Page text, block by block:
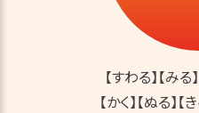
【すわる】【みる
【かく】【ぬる】